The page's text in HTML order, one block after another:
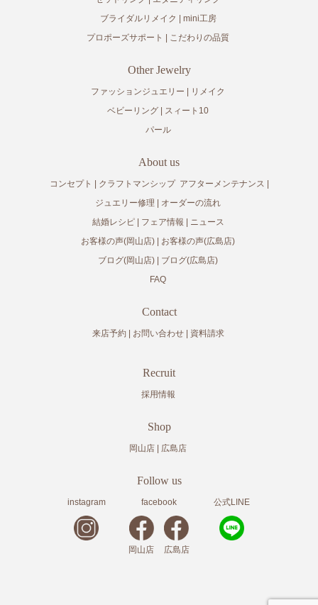
ブライダルリメイク
mini工房
プロポーズサポート
こだわりの品質
Other Jewelry
ファッションジュエリー
リメイク
ベビーリング
スィート10
パール
About us
コンセプト クラフトマンシップ アフターメンテナンス
ジュエリー修理
オーダーの流れ
結婚レシピ
フェア情報
ニュース
お客様の声(岡山店)
お客様の声(広島店)
ブログ(岡山店)
ブログ(広島店)
FAQ
Contact
来店予約 お問い合わせ 資料請求
Recruit
採用情報
Shop
岡山店 広島店
Follow us
instagram facebook
岡山店 広島店
公式LINE